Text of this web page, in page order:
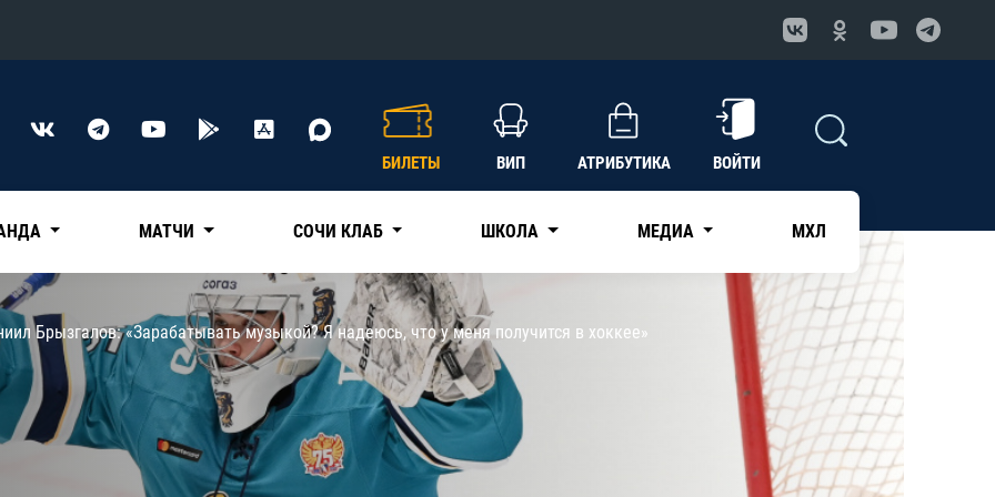
Конференция «Восток»
Трактор
Дивизион Чернышева
Авангард
БИЛЕТЫ ВИП АТРИБУТИКА ВОЙТИ
МАТЧИ СОЧИ КЛАБ ШКОЛА МЕДИА МХЛ
Брызгалов: «Зарабатывать музыкой? Я надеюсь, что у меня получится в хоккее»